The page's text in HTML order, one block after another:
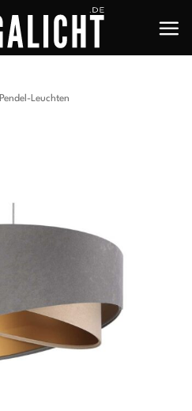
Pendel-Leuchten